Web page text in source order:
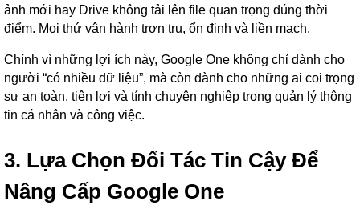
ảnh mới hay Drive không tải lên file quan trọng đúng thời
điểm. Mọi thứ vận hành trơn tru, ổn định và liền mạch.
Chính vì những lợi ích này, Google One không chỉ dành cho
người “có nhiều dữ liệu”, mà còn dành cho những ai coi trọng
sự an toàn, tiện lợi và tính chuyên nghiệp trong quản lý thông
tin cá nhân và công việc.
3. Lựa Chọn Đối Tác Tin Cậy Để
Nâng Cấp Google One